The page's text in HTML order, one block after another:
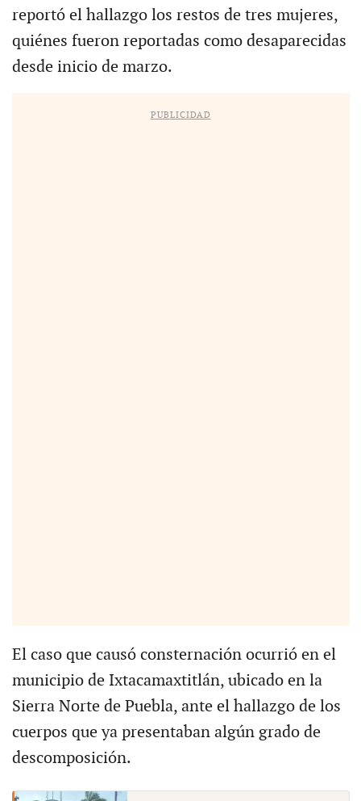
reportó el hallazgo los restos de tres mujeres,
quiénes fueron reportadas como desaparecidas
desde inicio de marzo.
PUBLICIDAD
El caso que causó consternación ocurrió en el
municipio de Ixtacamaxtitlán, ubicado en la
Sierra Norte de Puebla, ante el hallazgo de los
cuerpos que ya presentaban algún grado de
descomposición.